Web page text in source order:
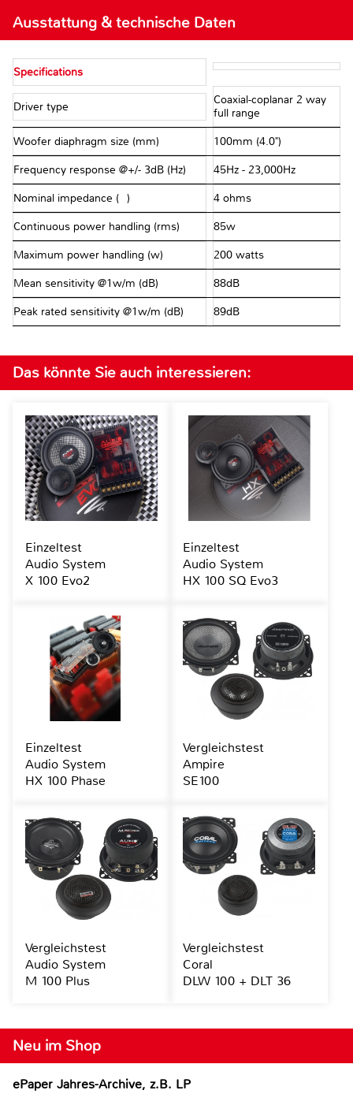
Ausstattung & technische Daten
Specifications
Driver type
Coaxial-coplanar 2 way
full range
Woofer diaphragm size (mm) 100mm (4.0")
Frequency response @+/- 3dB (Hz) 45Hz - 23,000Hz
Nominal impedance (Ω) 4 ohms
Continuous power handling (rms) 85w
Maximum power handling (w) 200 watts
Mean sensitivity @1w/m (dB) 88dB
Peak rated sensitivity @1w/m (dB) 89dB
Neu im Shop
ePaper Jahres-Archive, z.B. LP
Das könnte Sie auch interessieren:
Einzeltest
Audio System
X 100 Evo2
Einzeltest
Audio System
HX 100 SQ Evo3
Einzeltest
Audio System
HX 100 Phase
Vergleichstest
Ampire
SE100
Vergleichstest
Audio System
M 100 Plus
Vergleichstest
Coral
DLW 100 + DLT 36